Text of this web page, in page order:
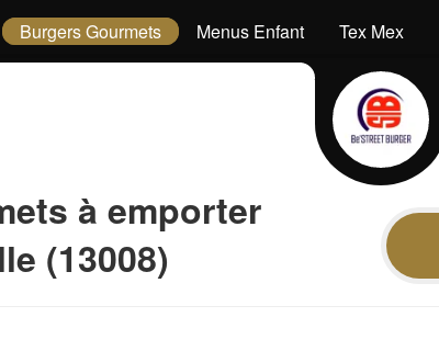
Burgers Gourmets Menus Enfant Tex Mex
à emporter
(13008)